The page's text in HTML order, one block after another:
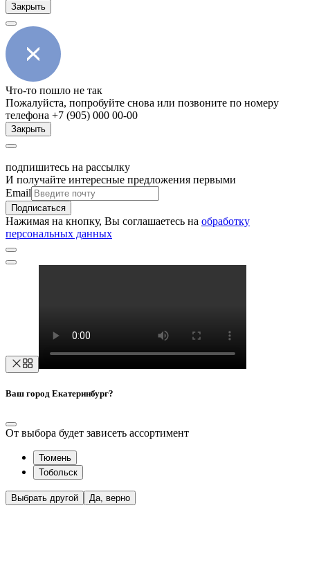
Закрыть
Что-то пошло не так
Пожалуйста, попробуйте снова или позвоните по номеру
телефона +7 (905) 000 00-00
Закрыть
подпишитесь на рассылку
И получайте интересные предложения первыми
Email
Подписаться
Нажимая на кнопку, Вы соглашаетесь на обработку
персональных данных
Ваш город Екатеринбург?
От выбора будет зависеть ассортимент
Тюмень
Тобольск
Выбрать другой Да, верно